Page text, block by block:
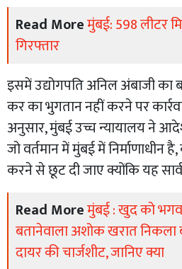
Read Moreमुंबई: 598 लीटर
गिरफ्तार
इसमें उद्योगपति अनिल अंबाजी का
कर का भुगतान नहीं करने पर
अनुसार, मुंबई उच्च न्यायालय ने
जो वर्तमान में मुंबई में निर्माणाधीन
करने से छूट दी जाए क्योंकि यह
Read Moreमुंबई : खुद को
बतानेवाला अशोक खरात निकला
दायर की चार्जशीट, जानिए क्या